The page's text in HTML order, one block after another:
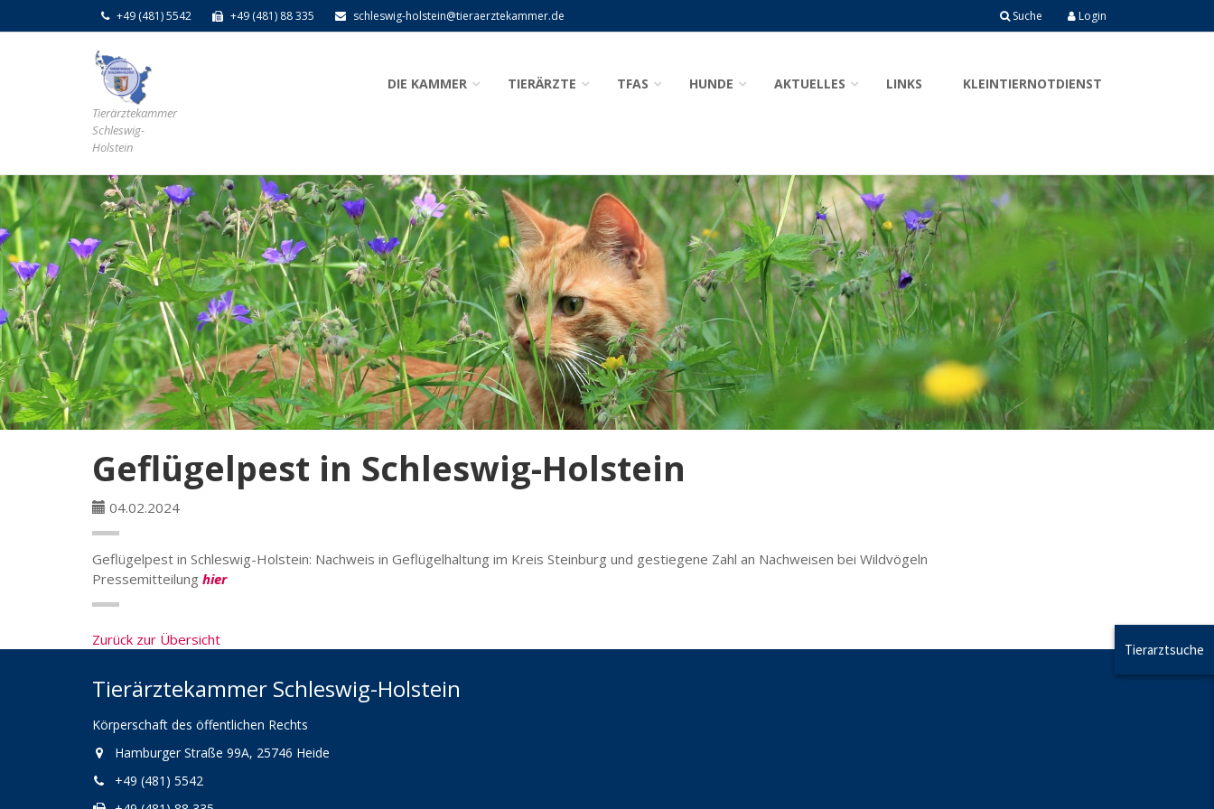
+49 (481) 5542 +49 (481) 88 335 schleswig-holstein@tieraerztekammer.de Login
Suche
Tierärztekammer
Schleswig-
Holstein
DIE KAMMER TIERÄRZTE TFAS HUNDE AKTUELLES LINKS KLEINTIERNOTDIENST
Geflügelpest in Schleswig-Holstein
04.02.2024
Geflügelpest in Schleswig-Holstein: Nachweis in Geflügelhaltung im Kreis Steinburg und gestiegene Zahl an Nachweisen bei Wildvögeln
Pressemitteilung hier
Zurück zur Übersicht
Tierärztekammer Schleswig-Holstein
Körperschaft des öffentlichen Rechts
Hamburger Straße 99A, 25746 Heide
+49 (481) 5542
Tierarztsuche